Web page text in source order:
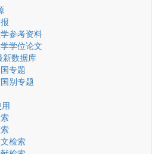
参考资料
学位论文
新数据库
专题
别专题
检索